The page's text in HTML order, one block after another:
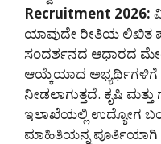
Recruitment 2026:
ಯಾವುದೇ ರೀತಿಯ ಲಿಖಿತ
ಸಂದರ್ಶನದ ಆಧಾರದ
ಆಯ್ಕೆಯಾದ ಅಭ್ಯರ್ಥಿಗಳಿಗೆ
ನೀಡಲಾಗುತ್ತದೆ. ಕೃಷಿ
ಇಲಾಖೆಯಲ್ಲಿ ಉದ್ಯೋಗ
ಮಾಹಿತಿಯನ್ನ